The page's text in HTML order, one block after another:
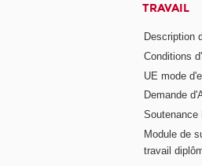
TRAVAIL
Description
Conditions
UE mode
Demande
Soutenance
Module de
travail